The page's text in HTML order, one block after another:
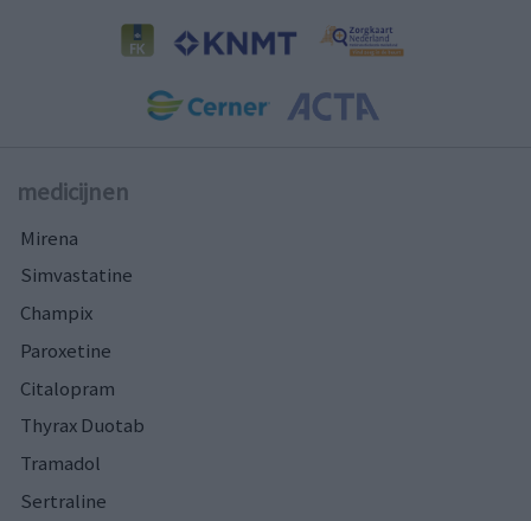
medicijnen
Mirena
Simvastatine
Champix
Paroxetine
Citalopram
Thyrax Duotab
Tramadol
Sertraline